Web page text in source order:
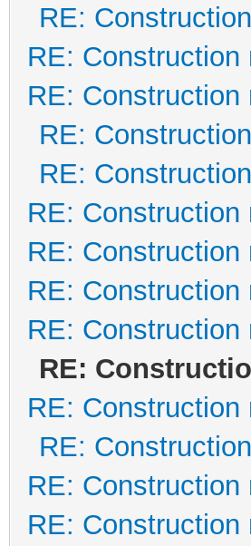
RE:
RE:
RE:
RE:
RE:
RE:
RE:
RE:
RE:
RE:
RE:
RE:
RE:
RE: